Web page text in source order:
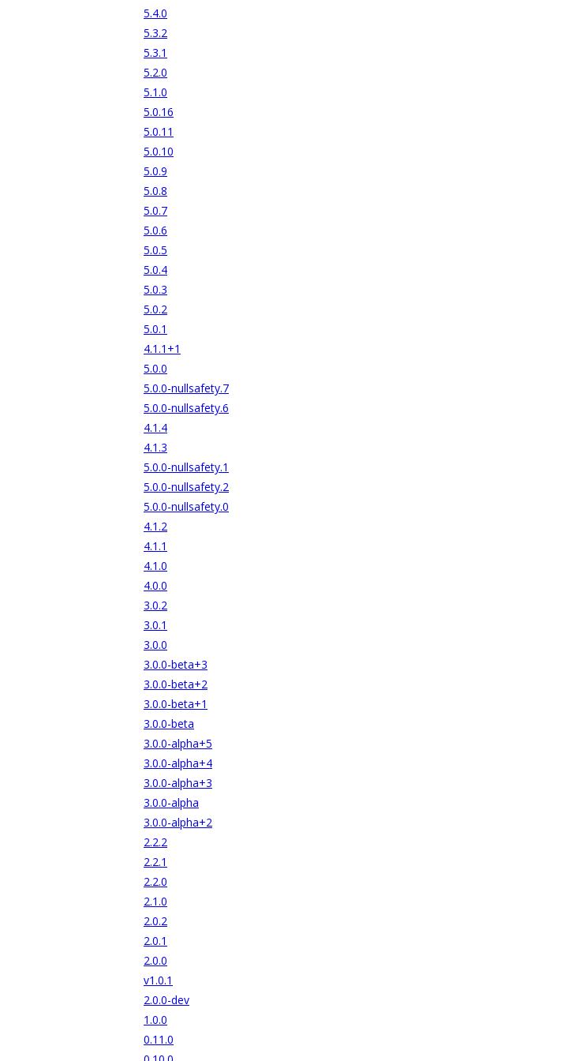
5.4.0
5.3.2
5.3.1
5.2.0
5.1.0
5.0.16
5.0.11
5.0.10
5.0.9
5.0.8
5.0.7
5.0.6
5.0.5
5.0.4
5.0.3
5.0.2
5.0.1
4.1.1+1
5.0.0
5.0.0-nullsafety.7
5.0.0-nullsafety.6
4.1.4
4.1.3
5.0.0-nullsafety.1
5.0.0-nullsafety.2
5.0.0-nullsafety.0
4.1.2
4.1.1
4.1.0
4.0.0
3.0.2
3.0.1
3.0.0
3.0.0-beta+3
3.0.0-beta+2
3.0.0-beta+1
3.0.0-beta
3.0.0-alpha+5
3.0.0-alpha+4
3.0.0-alpha+3
3.0.0-alpha
3.0.0-alpha+2
2.2.2
2.2.1
2.2.0
2.1.0
2.0.2
2.0.1
2.0.0
v1.0.1
2.0.0-dev
1.0.0
0.11.0